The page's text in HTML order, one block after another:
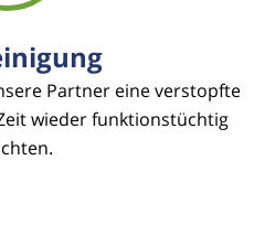
Partner eine verstopfte
wieder funktionstüchtig